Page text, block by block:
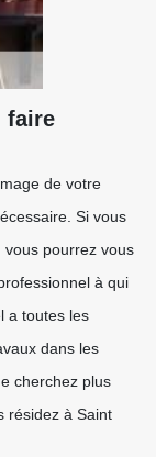
faire
de votre
Si vous
pourrez vous
à qui
a toutes les
dans les
cherchez plus
résidez à Saint